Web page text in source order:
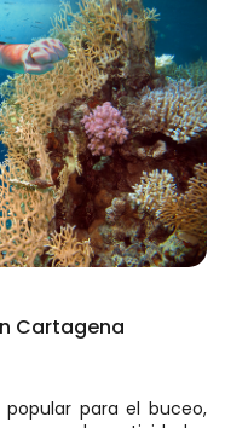
Cartagena
para el buceo,